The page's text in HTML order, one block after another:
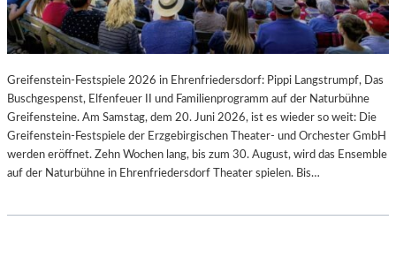
Greifenstein-Festspiele 2026 in Ehrenfriedersdorf: Pippi Langstrumpf, Das
Buschgespenst, Elfenfeuer II und Familienprogramm auf der Naturbühne
Greifensteine. Am Samstag, dem 20. Juni 2026, ist es wieder so weit: Die
Greifenstein-Festspiele der Erzgebirgischen Theater- und Orchester GmbH
werden eröffnet. Zehn Wochen lang, bis zum 30. August, wird das Ensemble
auf der Naturbühne in Ehrenfriedersdorf Theater spielen. Bis…